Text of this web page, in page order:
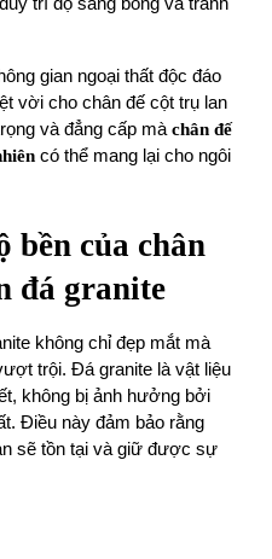
trì độ sáng bóng và tránh
gian ngoại thất độc đáo
vời cho chân đế cột trụ lan
và đẳng cấp màchân đế
có thể mang lại cho ngôi
bền của chân
đá granite
không chỉ đẹp mắt mà
trội. Đá granite là vật liệu
không bị ảnh hưởng bởi
Điều này đảm bảo rằng
sẽ tồn tại và giữ được sự